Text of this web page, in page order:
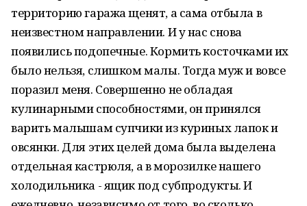
территорию гаража щенят, а сама отбыла в
неизвестном направлении. И у нас снова
появились подопечные. Кормить косточками их
было нельзя, слишком малы. Тогда муж и вовсе
поразил меня. Совершенно не обладая
кулинарными способностями, он принялся
варить малышам супчики из куриных лапок и
овсянки. Для этих целей дома была выделена
отдельная кастрюля, а в морозилке нашего
холодильника - ящик под субпродукты. И